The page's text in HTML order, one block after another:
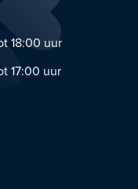
18:00 uur
17:00 uur